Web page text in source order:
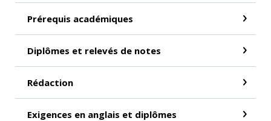
Prérequis académiques
Diplômes et relevés de notes
Rédaction
Exigences en anglais et diplômes